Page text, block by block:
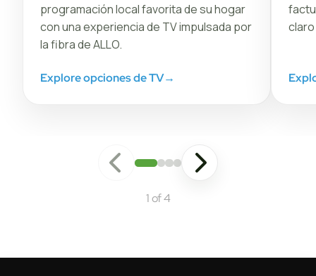
programación local favorita de su hogar
con una experiencia de TV impulsada por
la fibra de ALLO.
Explore opciones de TV→
claro
1 of 4